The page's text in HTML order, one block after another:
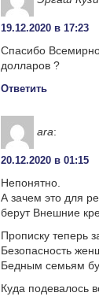
19.12.2020 в 17:23
Спасибо
долларов ?
Ответить
ara:
20.12.2020 в 01:15
Непонятно.
А зачем это для
берут Внешние
Прописку теперь
Безопасность
Бедным семьям
Куда подевалось